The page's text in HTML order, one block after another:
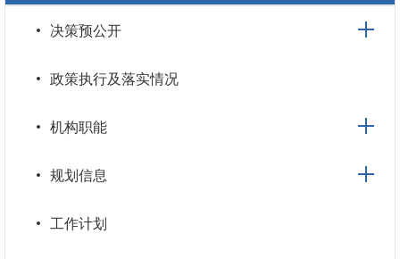
决策预公开
政策执行及落实情况
机构职能
规划信息
工作计划